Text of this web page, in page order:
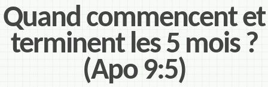
Quand commencent et
terminent les 5 mois ?
(Apo 9:5)